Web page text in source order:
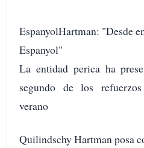
EspanyolHartman: "Desde
Espanyol"
La entidad perica ha
segundo de los
verano
Quilindschy Hartman posa